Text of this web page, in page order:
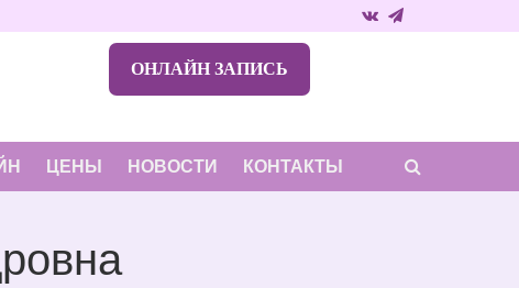
ОНЛАЙН ЗАПИСЬ
ЦЕНЫ НОВОСТИ КОНТАКТЫ